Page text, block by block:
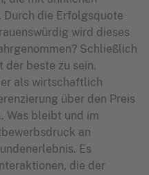
Durch die Erfolgsquote
wird dieses
Schließlich
der beste zu sein.
als wirtschaftlich
über den Preis
Was bleibt und im
an
Es
die der